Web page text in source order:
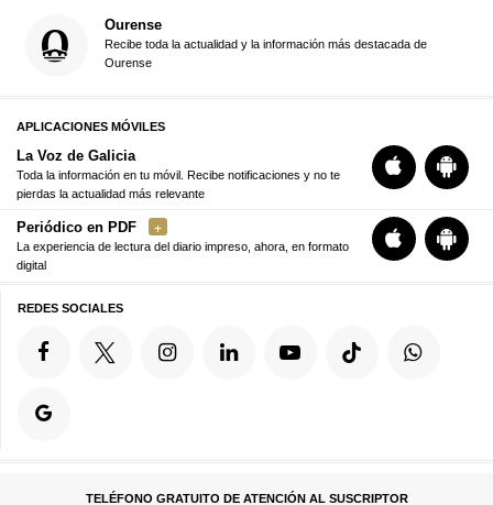
Ourense
Recibe toda la actualidad y la información más destacada de
Ourense
APLICACIONES MÓVILES
La Voz de Galicia
Toda la información en tu móvil. Recibe notificaciones y no te
pierdas la actualidad más relevante
Periódico en PDF
La experiencia de lectura del diario impreso, ahora, en formato
digital
REDES SOCIALES
TELÉFONO GRATUITO DE ATENCIÓN AL SUSCRIPTOR